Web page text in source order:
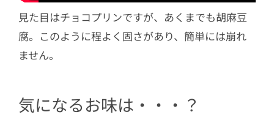
見た目はチョコプリンですが、あくまでも胡麻豆
腐。このように程よく固さがあり、簡単には崩れ
ません。
気になるお味は・・・？